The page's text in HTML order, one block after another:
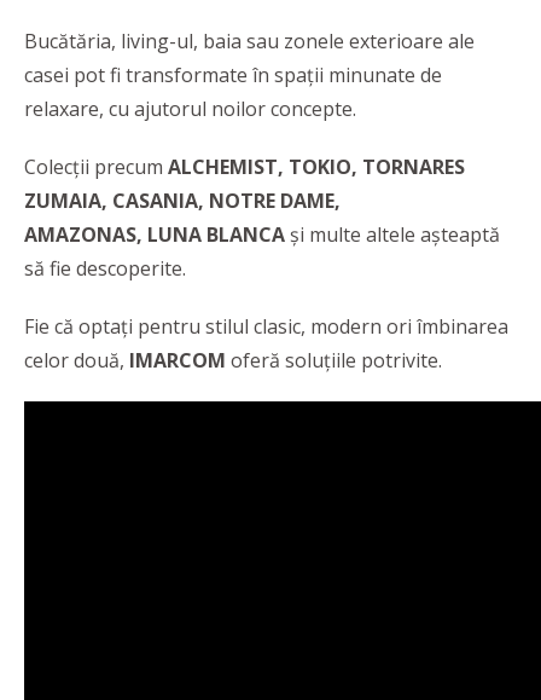
Bucătăria, living-ul, baia sau zonele exterioare ale
casei pot fi transformate în spații minunate de
relaxare, cu ajutorul noilor concepte.
Colecții precum ALCHEMIST, TOKIO, TORNARES
ZUMAIA, CASANIA, NOTRE DAME,
AMAZONAS, LUNA BLANCA și multe altele așteaptă
să fie descoperite.
Fie că optați pentru stilul clasic, modern ori îmbinarea
celor două, IMARCOM oferă soluțiile potrivite.